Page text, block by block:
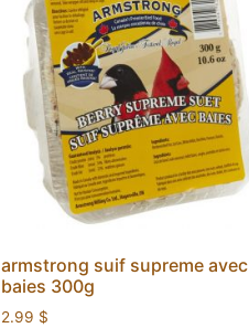
armstrong suif supreme avec
baies 300g
2.99 $